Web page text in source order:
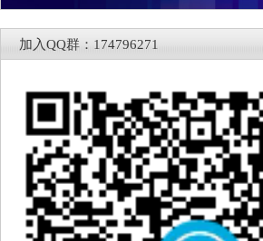
加入QQ群：174796271